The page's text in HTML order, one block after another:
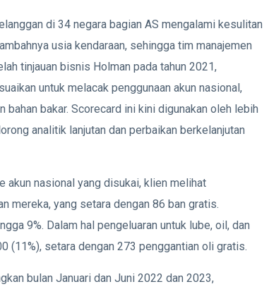
di 34 negara bagian AS mengalami kesulitan
usia kendaraan, sehingga tim manajemen
tinjauan bisnis Holman pada tahun 2021,
untuk melacak penggunaan akun nasional,
bakar. Scorecard ini kini digunakan oleh lebih
analitik lanjutan dan perbaikan berkelanjutan
akun nasional yang disukai, klien melihat
mereka, yang setara dengan 86 ban gratis.
9%. Dalam hal pengeluaran untuk lube, oil, dan
(11%), setara dengan 273 penggantian oli gratis.
bulan Januari dan Juni 2022 dan 2023,